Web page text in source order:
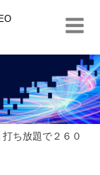
打ち放題で２６０